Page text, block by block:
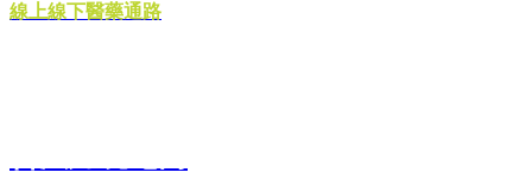
線上線下醫藥通路